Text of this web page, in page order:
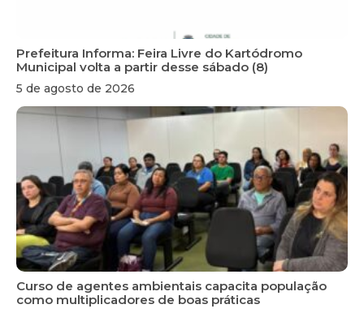
Prefeitura Informa: Feira Livre do Kartódromo
Municipal volta a partir desse sábado (8)
5 de agosto de 2026
Curso de agentes ambientais capacita população
como multiplicadores de boas práticas